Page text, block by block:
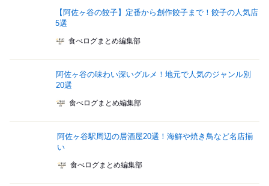
【阿佐ヶ谷の餃子】定番から創作餃子まで！餃子の人気店
5選
食べログまとめ編集部
阿佐ヶ谷の味わい深いグルメ！地元で人気のジャンル別
20選
食べログまとめ編集部
阿佐ヶ谷駅周辺の居酒屋20選！海鮮や焼き鳥など名店揃
い
食べログまとめ編集部